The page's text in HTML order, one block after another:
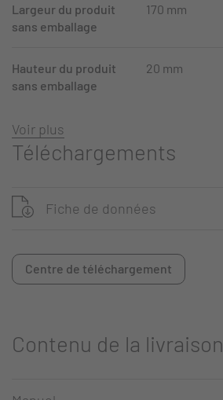
Largeur du produit
sans emballage
170 mm
Hauteur du produit
sans emballage
20 mm
Voir plus
Téléchargements
Fiche de données
Centre de téléchargement
Contenu de la livraison